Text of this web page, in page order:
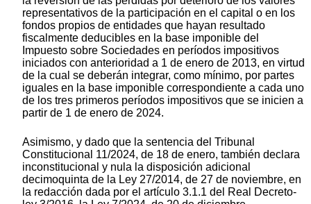
representativos de la participación en el capital o en los
fondos propios de entidades que hayan resultado
fiscalmente deducibles en la base imponible del
Impuesto sobre Sociedades en períodos impositivos
iniciados con anterioridad a 1 de enero de 2013, en virtud
de la cual se deberán integrar, como mínimo, por partes
iguales en la base imponible correspondiente a cada uno
de los tres primeros períodos impositivos que se inicien a
partir de 1 de enero de 2024.
Asimismo, y dado que la sentencia del Tribunal
Constitucional 11/2024, de 18 de enero, también declara
inconstitucional y nula la disposición adicional
decimoquinta de la Ley 27/2014, de 27 de noviembre, en
la redacción dada por el artículo 3.1.1 del Real Decreto-